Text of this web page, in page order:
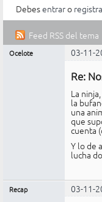
Entrar
Debesentraro
Feed RSS del tema
Ocelote 03-11-
Re:
La
la
una
que
cuenta
Y lo de
lucha
Recap 03-11-